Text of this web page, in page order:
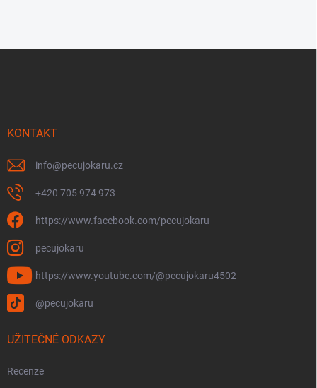
KONTAKT
info@pecujokaru.cz
+420 705 974 973
https://www.facebook.com/pecujokaru
pecujokaru
https://www.youtube.com/@pecujokaru4502
@pecujokaru
UŽITEČNÉ ODKAZY
Recenze